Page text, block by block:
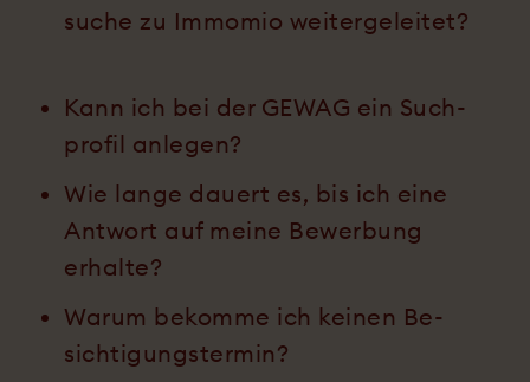
suche zu Imm­omio weiter­geleitet?
Kann ich bei der GEWAG ein Such­
profil anlegen?
Wie lange dauert es, bis ich eine
Antwort auf meine Be­werbung
erhalte?
Warum bekomme ich keinen Be­
sichti­gungs­termin?